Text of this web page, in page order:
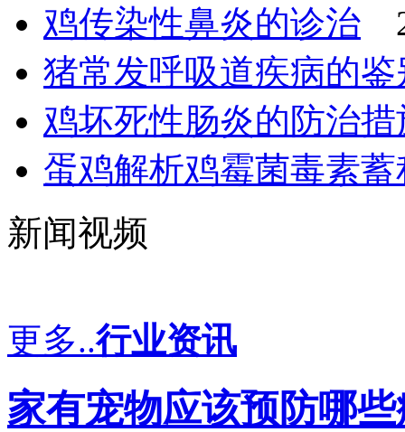
鸡传染性鼻炎的诊治
猪常发呼吸道疾病的
鸡坏死性肠炎的防治措
蛋鸡解析鸡霉菌毒素
新闻视频
更多..行业资讯
家有宠物应该预防哪